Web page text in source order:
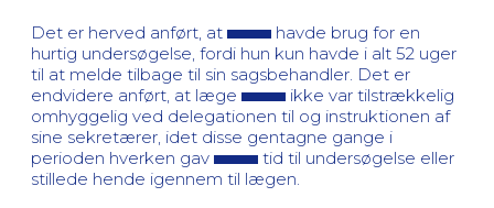
Det er herved anført, at
havde brug for en
hurtig undersøgelse, fordi hun kun havde i alt 52 uger
til at melde tilbage til sin sagsbehandler. Det er
endvidere anført, at læge
ikke var tilstrækkelig
omhyggelig ved delegationen til og instruktionen af
sine sekretærer, idet disse gentagne gange i
perioden hverken gav
tid til undersøgelse eller
stillede hende igennem til lægen.